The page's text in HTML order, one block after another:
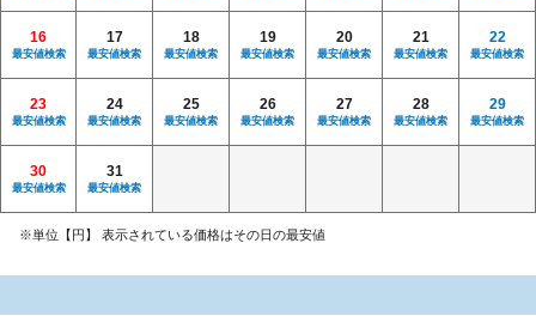
16
最安値検索
17
最安値検索
18
最安値検索
19
最安値検索
20
最安値検索
21
最安値検索
22
最安値検索
23
最安値検索
24
最安値検索
25
最安値検索
26
最安値検索
27
最安値検索
28
最安値検索
29
最安値検索
30
最安値検索
31
最安値検索
※単位【円】 表示されている価格はその日の最安値